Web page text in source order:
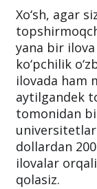
Xo‘sh, agar
yana bir
ko‘pchilik
ilovada ham
aytilgandek
tomonidan
dollardan
ilovalar
qolasiz.